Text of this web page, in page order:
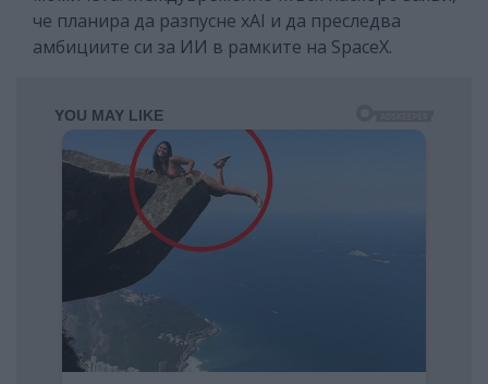
че планира да разпусне xAI и да преследва
амбициите си за ИИ в рамките на SpaceX.